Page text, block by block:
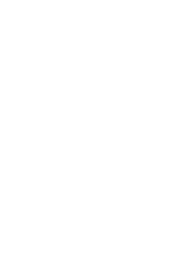
提出上
處分台灣
台化提